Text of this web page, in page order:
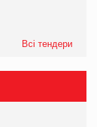
Всі тендери